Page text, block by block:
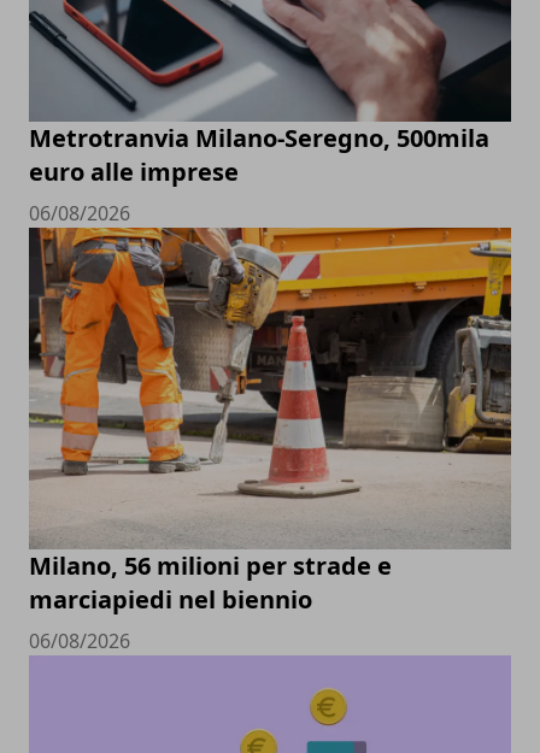
Metrotranvia Milano-Seregno, 500mila
euro alle imprese
06/08/2026
Milano, 56 milioni per strade e
marciapiedi nel biennio
06/08/2026